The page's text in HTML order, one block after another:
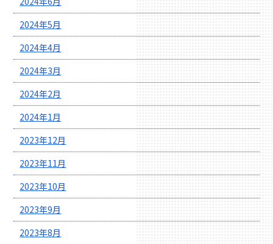
2024年5月
2024年4月
2024年3月
2024年2月
2024年1月
2023年12月
2023年11月
2023年10月
2023年9月
2023年8月